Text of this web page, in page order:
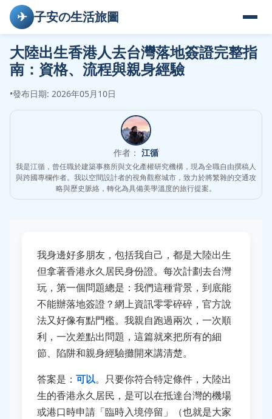
✈ 子安の生活旅圖
大陸出生香港人去台灣落地簽證完整指
南：資格、流程與親身經驗
•發布日期: 2026年05月10日
作者： 江循
我是江循，曾任職於建築事務所與文化產權研究機構，現為全職自由撰稿人
與跨國專欄作者。我以空間設計者的視角觀察城市，致力於將繁雜的交通攻
略與歷史脈絡，轉化為具備美學溫度的旅行提案。
我身邊好多朋友，包括我自己，都是大陸出生
但拿著香港永久居民身份證。每次計劃去台灣
玩，第一個問題總是：我們這種背景，到底能
不能辦落地簽證？網上資訊零零碎碎，官方說
法又好像有點門檻。我親自跑過兩次，一次順
利，一次差點出問題，這篇就來把所有的細
節、陷阱和親身經驗攤開來講清楚。
答案是： 可以。只要你符合特定條件，大陸出
生的香港永久居民，是可以在抵達台灣的機場
或港口時申請「臨時入境停留」（也就是大家